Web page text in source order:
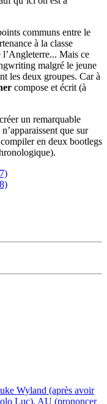
communs entre le
à la classe
Mais ce
malgré le jeune
les deux groupes. Car à
compose et écrit (à
un remarquable
que sur
en deux bootlegs
Wyland (après avoir
Luc), AU (prononcer